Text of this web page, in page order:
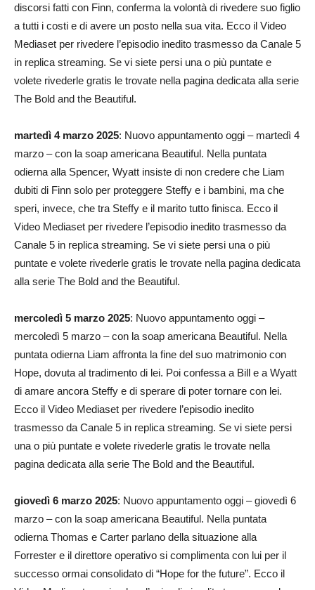
discorsi fatti con Finn, conferma la volontà di rivedere suo figlio
a tutti i costi e di avere un posto nella sua vita. Ecco il Video
Mediaset per rivedere l’episodio inedito trasmesso da Canale 5
in replica streaming. Se vi siete persi una o più puntate e
volete rivederle gratis le trovate nella pagina dedicata alla serie
The Bold and the Beautiful.
martedì 4 marzo 2025: Nuovo appuntamento oggi – martedì 4
marzo – con la soap americana Beautiful. Nella puntata
odierna alla Spencer, Wyatt insiste di non credere che Liam
dubiti di Finn solo per proteggere Steffy e i bambini, ma che
speri, invece, che tra Steffy e il marito tutto finisca. Ecco il
Video Mediaset per rivedere l’episodio inedito trasmesso da
Canale 5 in replica streaming. Se vi siete persi una o più
puntate e volete rivederle gratis le trovate nella pagina dedicata
alla serie The Bold and the Beautiful.
mercoledì 5 marzo 2025: Nuovo appuntamento oggi –
mercoledì 5 marzo – con la soap americana Beautiful. Nella
puntata odierna Liam affronta la fine del suo matrimonio con
Hope, dovuta al tradimento di lei. Poi confessa a Bill e a Wyatt
di amare ancora Steffy e di sperare di poter tornare con lei.
Ecco il Video Mediaset per rivedere l’episodio inedito
trasmesso da Canale 5 in replica streaming. Se vi siete persi
una o più puntate e volete rivederle gratis le trovate nella
pagina dedicata alla serie The Bold and the Beautiful.
giovedì 6 marzo 2025: Nuovo appuntamento oggi – giovedì 6
marzo – con la soap americana Beautiful. Nella puntata
odierna Thomas e Carter parlano della situazione alla
Forrester e il direttore operativo si complimenta con lui per il
successo ormai consolidato di “Hope for the future”. Ecco il